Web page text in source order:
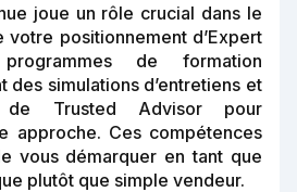
joue un rôle crucial dans le
positionnement d’Expert
de formation
des simulations d’entretiens et
de Trusted Advisor pour
approche. Ces compétences
vous démarquer en tant que
plutôt que simple vendeur.